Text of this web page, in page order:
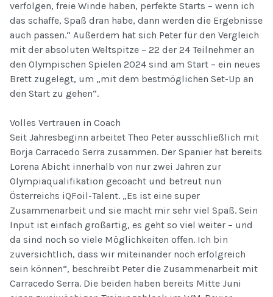
verfolgen, freie Winde haben, perfekte Starts – wenn ich
das schaffe, Spaß dran habe, dann werden die Ergebnisse
auch passen.“ Außerdem hat sich Peter für den Vergleich
mit der absoluten Weltspitze – 22 der 24 Teilnehmer an
den Olympischen Spielen 2024 sind am Start – ein neues
Brett zugelegt, um „mit dem bestmöglichen Set-Up an
den Start zu gehen“.
Volles Vertrauen in Coach
Seit Jahresbeginn arbeitet Theo Peter ausschließlich mit
Borja Carracedo Serra zusammen. Der Spanier hat bereits
Lorena Abicht innerhalb von nur zwei Jahren zur
Olympiaqualifikation gecoacht und betreut nun
Österreichs iQFoil-Talent. „Es ist eine super
Zusammenarbeit und sie macht mir sehr viel Spaß. Sein
Input ist einfach großartig, es geht so viel weiter – und
da sind noch so viele Möglichkeiten offen. Ich bin
zuversichtlich, dass wir miteinander noch erfolgreich
sein können“, beschreibt Peter die Zusammenarbeit mit
Carracedo Serra. Die beiden haben bereits Mitte Juni